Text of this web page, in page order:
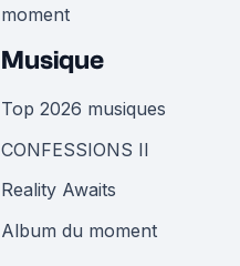
moment
Musique
Top 2026 musiques
CONFESSIONS II
Reality Awaits
Album du moment